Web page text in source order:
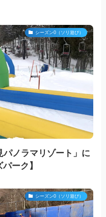
シーズン0（ソリ遊び）
ノラマリゾート」に
ーク】
シーズン0（ソリ遊び）